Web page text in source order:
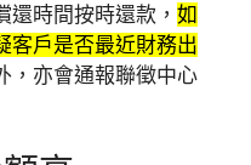
時間按時還款， 如
客戶是否最近財務出
，亦會通報聯徵中心